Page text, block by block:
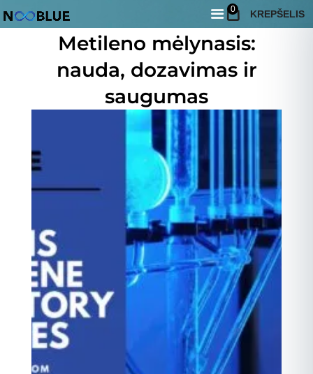
0 KREPŠELIS
12 birželio, 2026
Metileno mėlynasis:
nauda, dozavimas ir
saugumas